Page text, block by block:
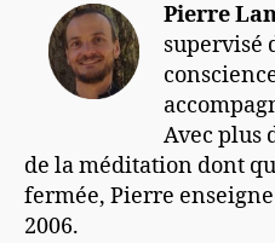
Pierre
supervisé
Avec plus
de la méditation dont
fermée, Pierre
2006.